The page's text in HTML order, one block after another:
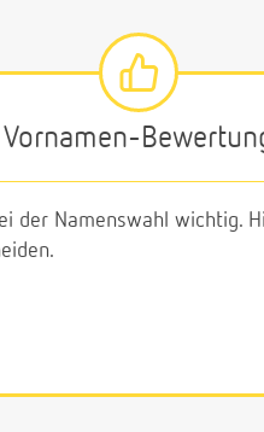
Vornamen-
der Namenswahl wichtig.